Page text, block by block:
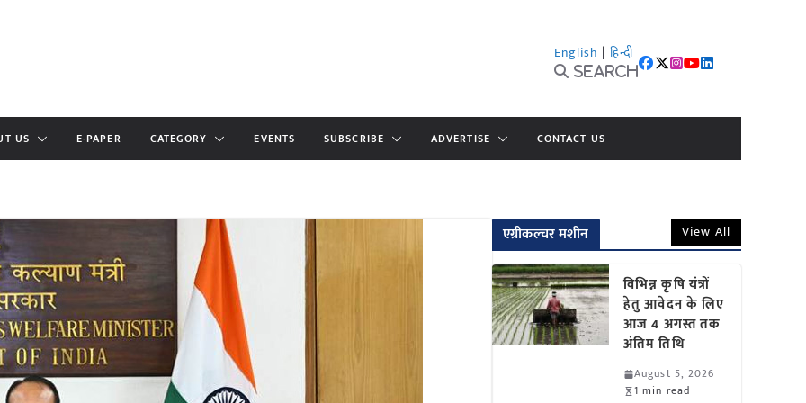
English | हिन्दी
Search
US E-PAPER CATEGORY EVENTS SUBSCRIBE ADVERTISE CONTACT US
एग्रीकल्चर मशीन View All
विभिन्न कृषि यंत्रों
हेतु आवेदन के लिए
आज 4 अगस्त तक
अंतिम तिथि
August 5, 2026
1 min read